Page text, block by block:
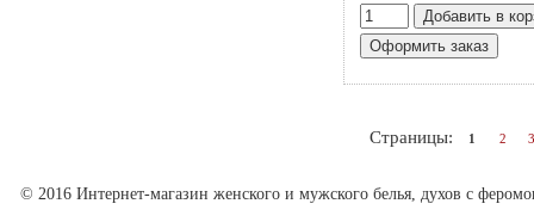
Страницы: 1 2 3
© 2016 Интернет-магазин женского и мужского белья, духов с